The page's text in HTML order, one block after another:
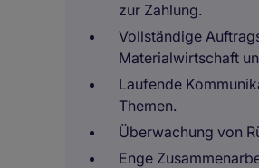
zur Zahlung.
Vollständige
Materialwirtschaft
Laufende
Themen.
Überwachung von
Enge